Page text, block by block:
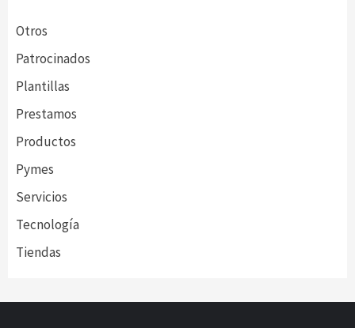
Otros
Patrocinados
Plantillas
Prestamos
Productos
Pymes
Servicios
Tecnología
Tiendas